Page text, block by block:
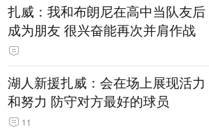
扎威：我和布朗尼在高中当队友后
成为朋友 很兴奋能再次并肩作战
湖人新援扎威：会在场上展现活力
和努力 防守对方最好的球员
11